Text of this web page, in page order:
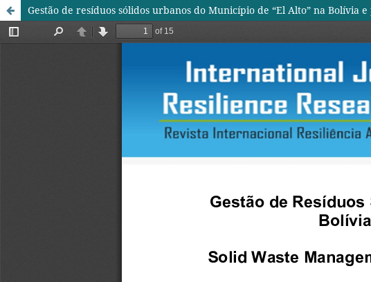
Gestão de resíduos sólidos urbanos do Município de “El Alto” na Bolívia